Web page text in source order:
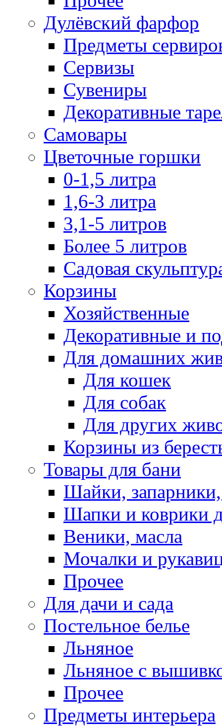
Дулёвский фарфор
Предметы
Сервизы
Сувениры
Декоративные
Самовары
Цветочные горшки
0-1,5 литра
1,6-3 литра
3,1-5 литров
Более 5 литров
Садовая
Корзины
Хозяйственные
Декоративные и
Для домашних
Для кошек
Для собак
Для других
Корзины из
Товары для бани
Шайки,
Шапки и коврики
Веники, масла
Мочалки и
Прочее
Для дачи и сада
Постельное белье
Льняное
Льняное с
Прочее
Предметы интерьера